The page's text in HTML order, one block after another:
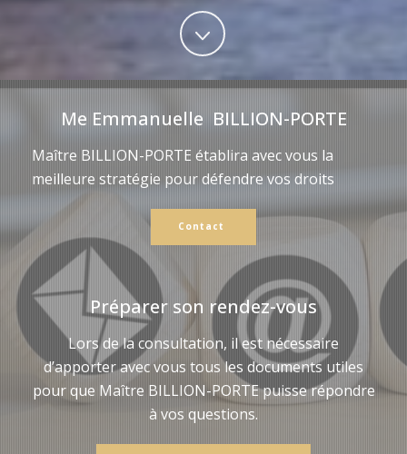
Me Emmanuelle BILLION-PORTE
Maître BILLION-PORTE établira avec vous la
meilleure stratégie pour défendre vos droits
Contact
Préparer son rendez-vous
Lors de la consultation, il est nécessaire
d’apporter avec vous tous les documents utiles
pour que Maître BILLION-PORTE puisse répondre
à vos questions.